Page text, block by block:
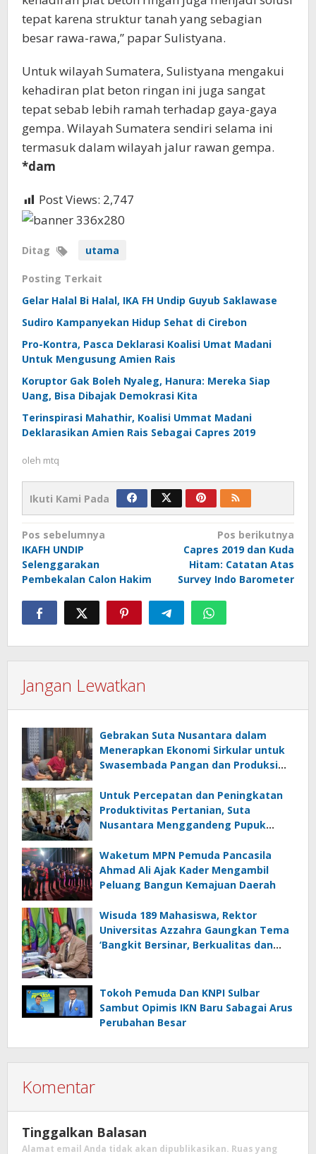
tepat karena struktur tanah yang sebagian
besar rawa-rawa,” papar Sulistyana.
Untuk wilayah Sumatera, Sulistyana mengakui
kehadiran plat beton ringan ini juga sangat
tepat sebab lebih ramah terhadap gaya-gaya
gempa. Wilayah Sumatera sendiri selama ini
termasuk dalam wilayah jalur rawan gempa.
*dam
Post Views: 2,747
Ditag utama
Posting Terkait
Gelar Halal Bi Halal, IKA FH Undip Guyub Saklawase
Sudiro Kampanyekan Hidup Sehat di Cirebon
Pro-Kontra, Pasca Deklarasi Koalisi Umat Madani
Untuk Mengusung Amien Rais
Koruptor Gak Boleh Nyaleg, Hanura: Mereka Siap
Uang, Bisa Dibajak Demokrasi Kita
Terinspirasi Mahathir, Koalisi Ummat Madani
Deklarasikan Amien Rais Sebagai Capres 2019
oleh mtq
Ikuti Kami Pada
Navigasi
pos
Pos sebelumnya
IKAFH UNDIP
Selenggarakan
Pembekalan Calon Hakim
Pos berikutnya
Capres 2019 dan Kuda
Hitam: Catatan Atas
Survey Indo Barometer
Jangan Lewatkan
Gebrakan Suta Nusantara dalam
Menerapkan Ekonomi Sirkular untuk
Swasembada Pangan dan Produksi
Untuk Percepatan dan Peningkatan
Produktivitas Pertanian, Suta
Nusantara Menggandeng Pupuk
Waketum MPN Pemuda Pancasila
Ahmad Ali Ajak Kader Mengambil
Peluang Bangun Kemajuan Daerah
Wisuda 189 Mahasiswa, Rektor
Universitas Azzahra Gaungkan Tema
‘Bangkit Bersinar, Berkualitas dan
Tokoh Pemuda Dan KNPI Sulbar
Sambut Opimis IKN Baru Sabagai Arus
Perubahan Besar
Komentar
Tinggalkan Balasan
Alamat email Anda tidak akan dipublikasikan. Ruas yang